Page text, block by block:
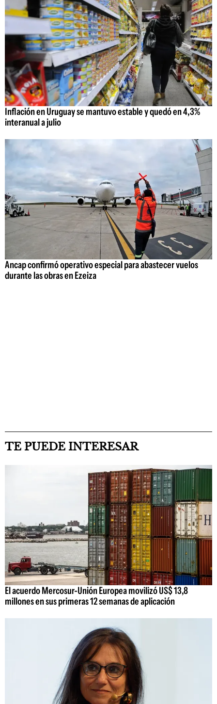
Inflación en Uruguay se mantuvo estable y quedó en 4,3%
interanual a julio
Ancap confirmó operativo especial para abastecer vuelos
durante las obras en Ezeiza
TE PUEDE INTERESAR
El acuerdo Mercosur-Unión Europea movilizó US$ 13,8
millones en sus primeras 12 semanas de aplicación